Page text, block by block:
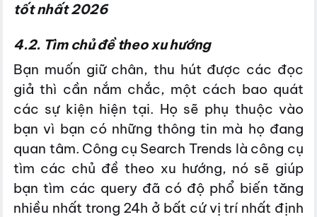
tốt nhất 2026
4.2. Tìm chủ đề theo xu hướng
Bạn muốn giữ chân, thu hút được các đọc
giả thì cần nắm chắc, một cách bao quát
các sự kiện hiện tại. Họ sẽ phụ thuộc vào
bạn vì bạn có những thông tin mà họ đang
quan tâm. Công cụ Search Trends là công cụ
tìm các chủ đề theo xu hướng, nó sẽ giúp
bạn tìm các query đã có độ phổ biến tăng
nhiều nhất trong 24h ở bất cứ vị trí nhất định